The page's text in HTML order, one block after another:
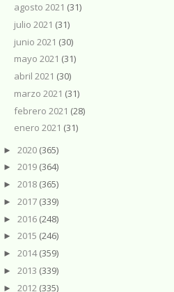
agosto 2021 (31)
julio 2021 (31)
junio 2021 (30)
mayo 2021 (31)
abril 2021 (30)
marzo 2021 (31)
febrero 2021 (28)
enero 2021 (31)
► 2020 (365)
► 2019 (364)
► 2018 (365)
► 2017 (339)
► 2016 (248)
► 2015 (246)
► 2014(359)
► 2013 (339)
► 2012 (335)